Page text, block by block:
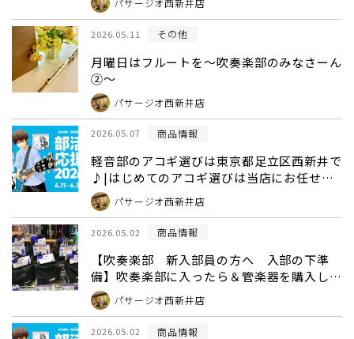
パサージオ西新井店
2026.05.11 その他
月曜日はフルートを～吹奏楽部のみなさーん
②～
パサージオ西新井店
2026.05.07 商品情報
軽音部のアコギ選びは東京都足立区西新井で
♪|はじめてのアコギ選びは当店にお任せ下
さい！パサージオ西新井店
2026.05.02 商品情報
【吹奏楽部 新入部員の方へ 入部の下準
備】吹奏楽部に入ったら＆管楽器を購入した
らまずはコレ！迷わず揃う「管楽器お手入れ
セット」！
パサージオ西新井店
2026.05.02 商品情報